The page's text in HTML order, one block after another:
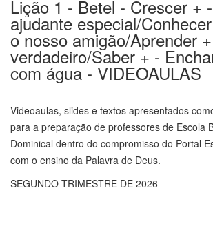
Lição 1 - Betel - Crescer +
ajudante especial/
o nosso amigão/Aprender
verdadeiro/Saber + -
com água - VIDEOAULAS
Videoaulas, slides e textos apresentados
para a preparação de professores de Escola
Dominical dentro do compromisso do Portal
com o ensino da Palavra de Deus.
SEGUNDO TRIMESTRE DE 2026